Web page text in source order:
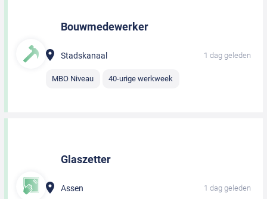
Bouwmedewerker
Stadskanaal 1 dag geleden
MBO Niveau 40-urige werkweek
Glaszetter
Assen 1 dag geleden